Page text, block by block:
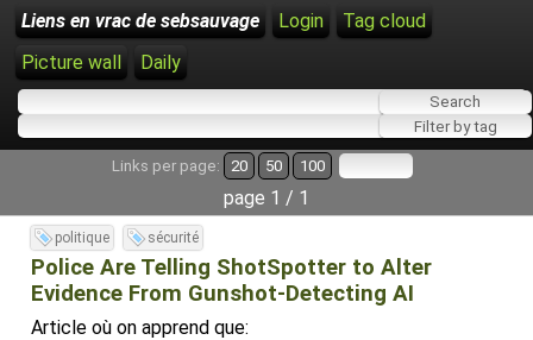
Liens en vrac de sebsauvage Login
Tag cloud
Picture wall
Daily
Links per page: 20 50 100
page 1 / 1
politique sécurité
Police Are Telling ShotSpotter to Alter
Evidence From Gunshot-Detecting AI
Article où on apprend que: